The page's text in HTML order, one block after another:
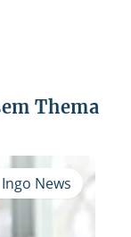
Thema
Ingo News